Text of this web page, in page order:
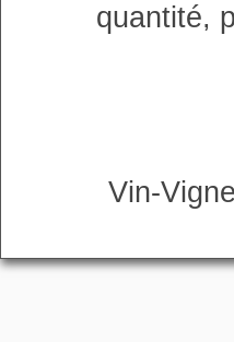
quantité,
Vin-